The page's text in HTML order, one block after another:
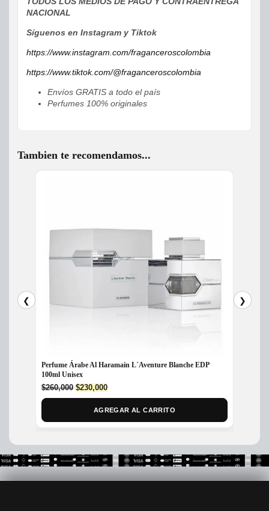
NACIONAL
Síguenos en Instagram y Tiktok
https://www.instagram.com/fraganceroscolombia
https://www.tiktok.com/@fraganceroscolombia
Envíos GRATIS a todo el país
Perfumes 100% originales
Tambien te recomendamos...
❮
Perfume Árabe Al Haramain L´Aventure Blanche EDP
100ml Unisex
$260,000 Original
price
$230,000Current
price
is:
AGREGAR AL CARRITO
❯